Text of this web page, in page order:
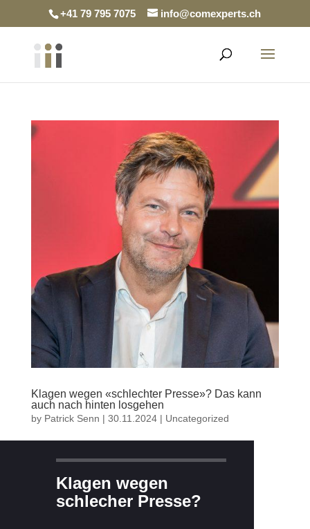
+41 79 795 7075 info@comexperts.ch
Klagen wegen «schlechter Presse»? Das kann
auch nach hinten losgehen
by Patrick Senn | 30.11.2024| Uncategorized
Klagen wegen
schlecher Presse?